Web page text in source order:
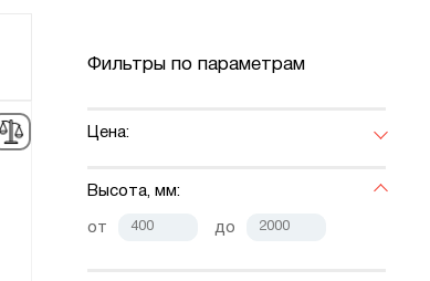
Фильтры по параметрам
Цена:
Высота, мм:
от до